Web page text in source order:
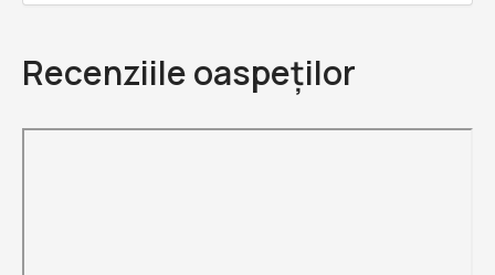
Recenziile oaspeților